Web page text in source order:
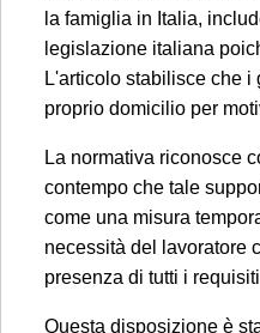
la famiglia in Italia,
legislazione italiana
L'articolo stabilisce che i
proprio domicilio per
La normativa riconosce
contempo che tale
come una misura
necessità del lavoratore
presenza di tutti i
Questa disposizione è